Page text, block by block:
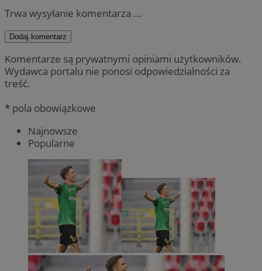
Trwa wysyłanie komentarza ...
Dodaj komentarz
Komentarze są prywatnymi opiniami użytkowników.
Wydawca portalu nie ponosi odpowiedzialności za
treść.
* pola obowiązkowe
Najnowsze
Popularne